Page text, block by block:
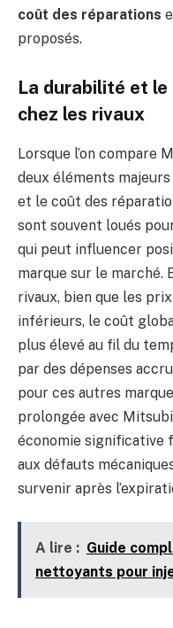
coût des réparations
proposés.
La durabilité et
chez les rivaux
Lorsque l’on compare
deux éléments
et le coût des
sont souvent loués
qui peut influencer
marque sur le marché.
rivaux, bien que les
inférieurs, le coût
plus élevé au fil du
par des dépenses
pour ces autres
prolongée avec
économie significative
aux défauts
survenir après
A lire : Guide
nettoyants pour